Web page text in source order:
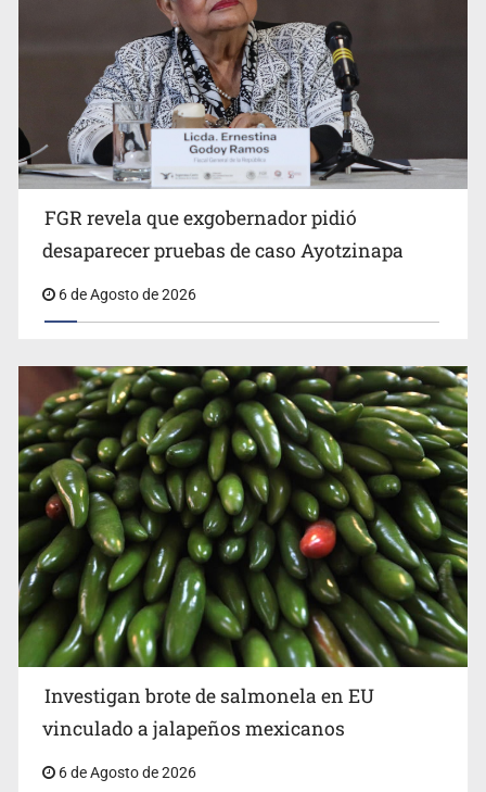
Kershenobich descarta brote de ciclosporiasis en
FGR revela que exgobernador pidió
desaparecer pruebas de caso Ayotzinapa
6 de Agosto de 2026
Investigan brote de salmonela en EU
vinculado a jalapeños mexicanos
6 de Agosto de 2026